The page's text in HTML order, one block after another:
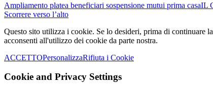
Ampliamento platea beneficiari sospensione mutui prima casaIL
Scorrere verso l’alto
Questo sito utilizza i cookie. Se lo desideri, prima di continuare
acconsenti all'utilizzo dei cookie da parte nostra.
ACCETTOPersonalizzaRifiuta i Cookie
Cookie and Privacy Settings